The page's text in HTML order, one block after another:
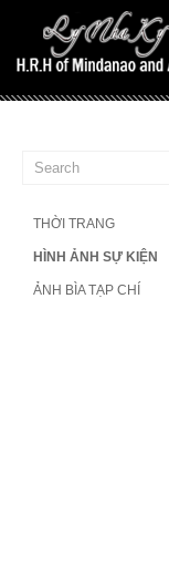
THỜI TRANG
HÌNH ẢNH SỰ KIỆN
ẢNH BÌA TẠP CHÍ